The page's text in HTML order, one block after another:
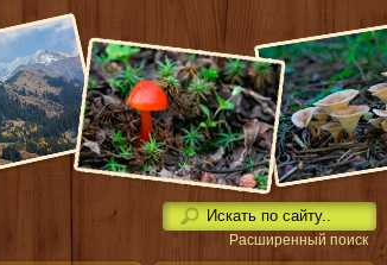
Расширенный поиск